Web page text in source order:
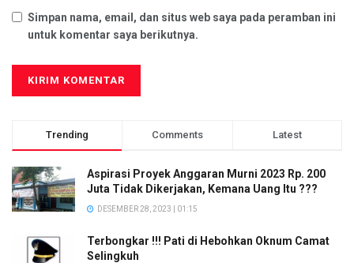
Simpan nama, email, dan situs web saya pada peramban ini
untuk komentar saya berikutnya.
Trending Comments Latest
Aspirasi Proyek Anggaran Murni 2023 Rp. 200
Juta Tidak Dikerjakan, Kemana Uang Itu ???
DESEMBER 28, 2023 | 01:15
Terbongkar !!! Pati di Hebohkan Oknum Camat
Selingkuh